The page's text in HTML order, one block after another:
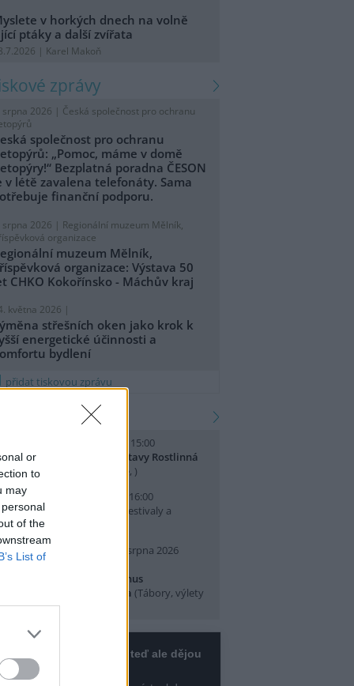
or
to
may
of the
List of
v horkých dnech na volně
ptáky a další zvířata
| Karel Makoň
zprávy
srpna 2026 | Česká společnost pro ochranu
společnost pro ochranu
„Pomoc, máme v domě
Bezplatná poradna ČESON
v létě zavalena telefonáty. Sama
finanční podporu.
srpna 2026 | Regionální muzeum Mělník,
organizace
muzeum Mělník,
organizace: Výstava 50
CHKO Kokořínsko - Máchův kraj
května 2026 |
střešních oken jako krok k
energetické účinnosti a
bydlení
přidat tiskovou zprávu
akcí
srpna 2026 (sobota) 14:00 - 15:00
prohlídky výstavy Rostlinná
(Přednášky a diskuse, )
srpna 2026 (neděle) 10:00 - 16:00
Světového dne lvů
(Festivaly a
Praha 7 )
srpna 2026 (pondělí) - 14. srpna 2026
si v Pralese - 2. turnus
letního tábora (Tábory, výlety
akce, Praha 19 )